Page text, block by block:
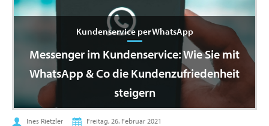
Kundenservice per WhatsApp
Messenger im Kundenservice: Wie Sie mit
WhatsApp & Co die Kundenzufriedenheit
steigern
Ines Rietzler Freitag, 26. Februar 2021